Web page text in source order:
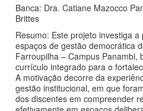
Banca: Dra. Catiane Mazocco
Brittes
Resumo: Este projeto investiga
espaços de gestão democrática
Farroupilha – Campus Panambi,
currículo integrado para o
A motivação decorre da
gestão institucional, em que
dos discentes em compreender